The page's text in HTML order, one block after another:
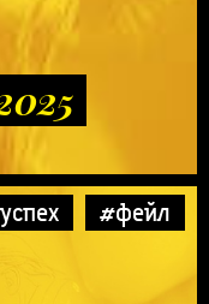
#фейл